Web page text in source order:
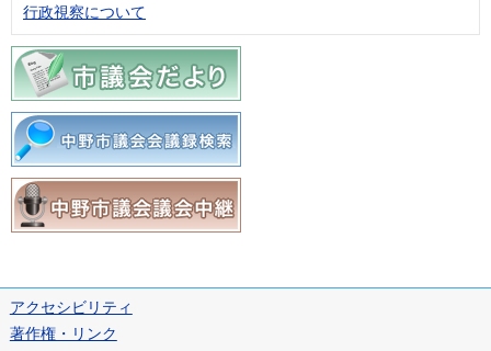
行政視察について
アクセシビリティ
著作権・リンク